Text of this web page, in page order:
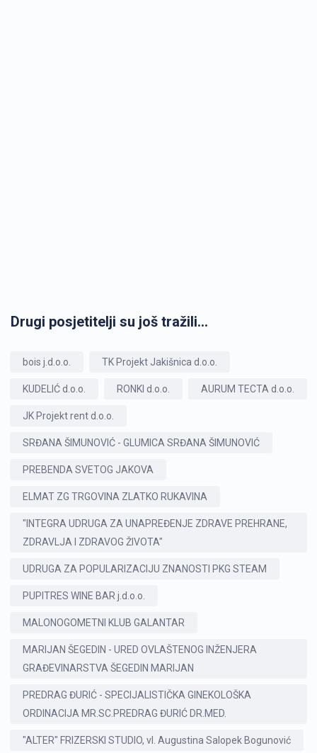
Drugi posjetitelji su još tražili...
bois j.d.o.o. TK Projekt Jakišnica d.o.o.
KUDELIĆ d.o.o. RONKI d.o.o. AURUM TECTA d.o.o.
JK Projekt rent d.o.o.
SRĐANA ŠIMUNOVIĆ - GLUMICA SRĐANA ŠIMUNOVIĆ
PREBENDA SVETOG JAKOVA
ELMAT ZG TRGOVINA ZLATKO RUKAVINA
"INTEGRA UDRUGA ZA UNAPREĐENJE ZDRAVE PREHRANE,
ZDRAVLJA I ZDRAVOG ŽIVOTA"
UDRUGA ZA POPULARIZACIJU ZNANOSTI PKG STEAM
PUPITRES WINE BAR j.d.o.o.
MALONOGOMETNI KLUB GALANTAR
MARIJAN ŠEGEDIN - URED OVLAŠTENOG INŽENJERA
GRAĐEVINARSTVA ŠEGEDIN MARIJAN
PREDRAG ĐURIĆ - SPECIJALISTIČKA GINEKOLOŠKA
ORDINACIJA MR.SC.PREDRAG ĐURIĆ DR.MED.
"ALTER" FRIZERSKI STUDIO, vl. Augustina Salopek Bogunović